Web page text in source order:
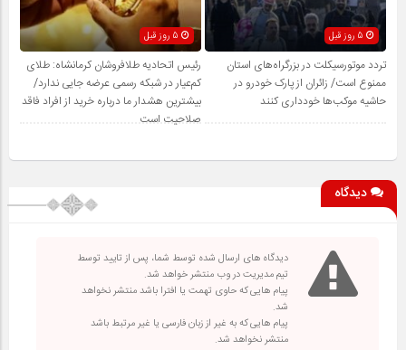
تردد موتورسیکلت در بزرگراه‌های استان
ممنوع است/ زائران از پارک خودرو در
حاشیه موکب‌ها خودداری کنند
رئیس اتحادیه طلافروشان کرمانشاه: طلای
کم‌عیار در شبکه رسمی عرضه جایی ندارد/
بیشترین هشدار ما درباره خرید از افراد فاقد
صلاحیت است
دیدگاه
دیدگاه های ارسال شده توسط شما، پس از تایید توسط
تیم مدیریت در وب منتشر خواهد شد.
پیام هایی که حاوی تهمت یا افترا باشد منتشر نخواهد
شد.
پیام هایی که به غیر از زبان فارسی یا غیر مرتبط باشد
منتشر نخواهد شد.